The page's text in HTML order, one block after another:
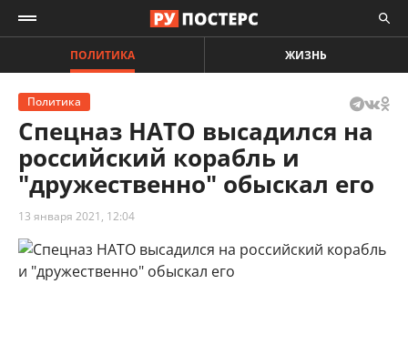
ПОЛИТИКА ЖИЗНЬ
Политика
Спецназ НАТО высадился на
российский корабль и
"дружественно" обыскал его
13 января 2021, 12:04